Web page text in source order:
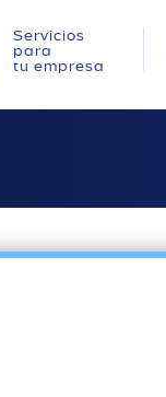
Servicios
para
tu empresa